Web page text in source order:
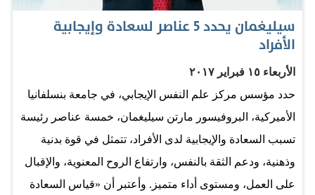
مزاجك. 2- استمع إلى أغنيتك المفضلة: بعد أن تستيقظ، استمع
إلى أغنيتك المفضلة أو على الأقل استمع إلى الإذاعة.
فالموسيقى والمزاح مرتبطان إلى درجة كبيرة. والأغاني التي
تحبها تجلب لك المتعة والالتزام والعزم. وقد وجد الأطباء أن
الاستماع إلى أغنية خاصة مفرحة يغير نحو الأحسن الطريقة
التي ننظر بها إلى العالم. 3- لاحظ…
سيليغمان يحدد 5 عناصر لسعادة وإيجابية
الأفراد
الأربعاء ١٥ فبراير ٢٠١٧
حدد مؤسس مركز علم النفس الإيجابي، في جامعة بنسلفانيا
الأميركية، البروفيسور مارتن سيليغمان، خمسة عناصر رئيسة
تسبب السعادة والإيجابية لدى الأفراد، تتمثل في قوة بدنية
وذهنية، ودعم الثقة بالنفس، وارتفاع الروح المعنوية، والإقبال
على العمل، ومستوى أداء متميز. وأعتبر أن «قياس السعادة